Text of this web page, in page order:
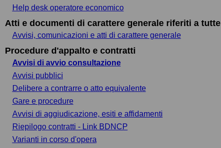
Help desk operatore economico
Atti e documenti di carattere generale riferiti a
Avvisi, comunicazioni e atti di carattere generale
Procedure d'appalto e contratti
Avvisi di avvio consultazione
Avvisi pubblici
Delibere a contrarre o atto equivalente
Gare e procedure
Avvisi di aggiudicazione, esiti e affidamenti
Riepilogo contratti - Link BDNCP
Varianti in corso d'opera